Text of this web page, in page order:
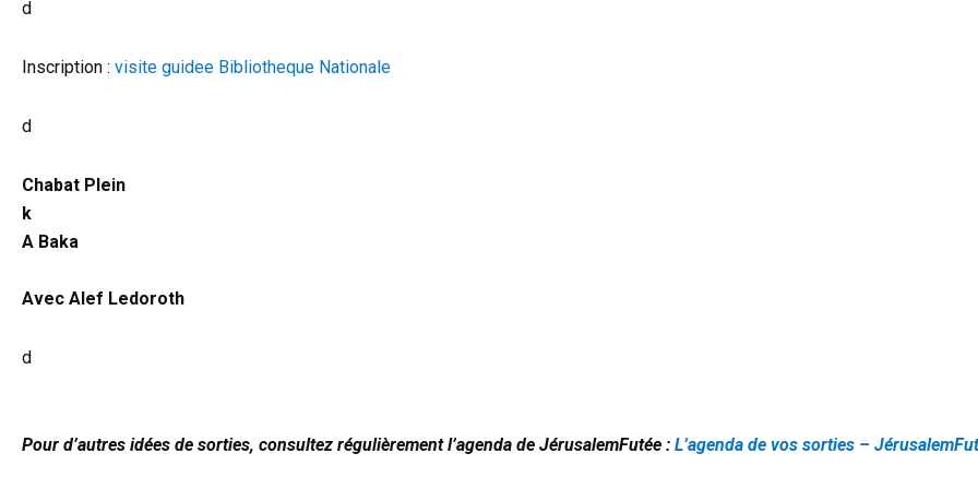
d
Inscription : visite guidee Bibliotheque Nationale
d
Chabat Plein
k
A Baka
Avec Alef Ledoroth
d
Pour d’autres idées de sorties, consultez régulièrement l’agenda de JérusalemFutée : L’agenda de vos sorties –